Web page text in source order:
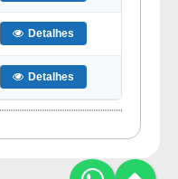
Detalhes
Detalhes